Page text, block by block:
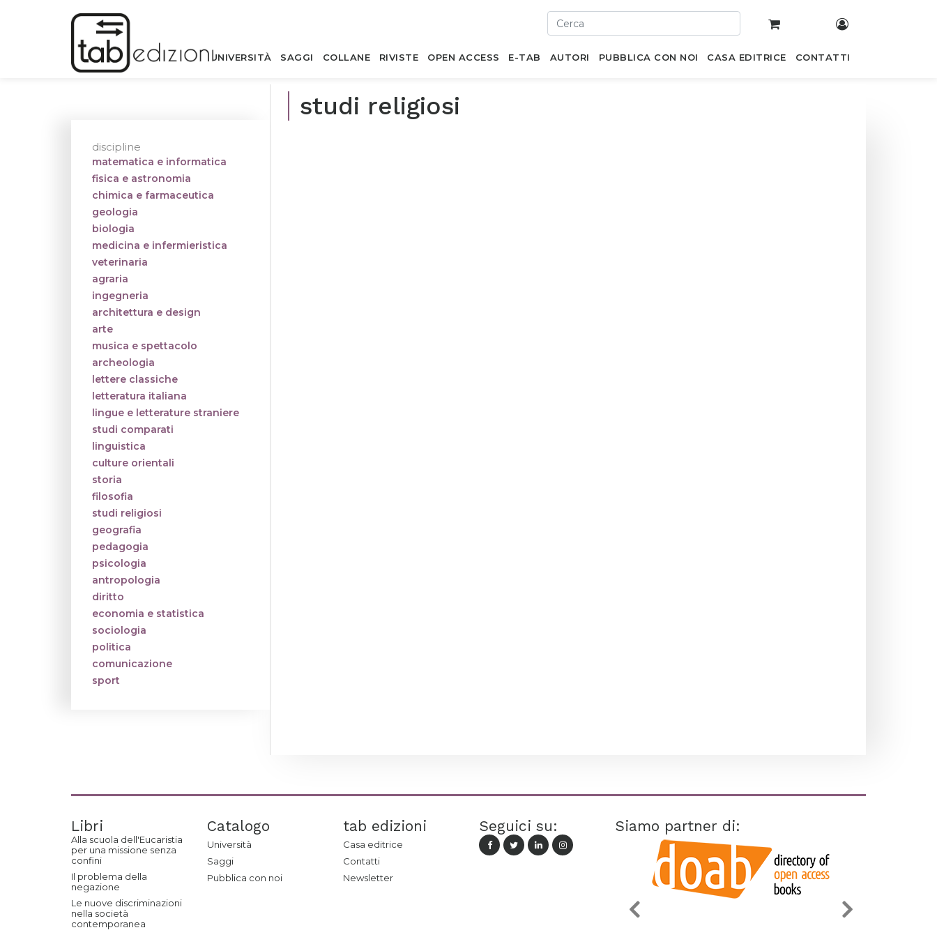
UNIVERSITÀ SAGGI COLLANE RIVISTE OPEN ACCESS E-TAB AUTORI PUBBLICA CON NOI CASA EDITRICE CONTATTI
studi religiosi
discipline
matematica e informatica
fisica e astronomia
chimica e farmaceutica
geologia
biologia
medicina e infermieristica
veterinaria
agraria
ingegneria
architettura e design
arte
musica e spettacolo
archeologia
lettere classiche
letteratura italiana
lingue e letterature straniere
studi comparati
linguistica
culture orientali
storia
filosofia
studi religiosi
geografia
pedagogia
psicologia
antropologia
diritto
economia e statistica
sociologia
politica
comunicazione
sport
Libri
Alla scuola dell'Eucaristia
per una missione senza
confini
Il problema della
negazione
Le nuove discriminazioni
nella società
contemporanea
Catalogo
Università
Saggi
Pubblica con noi
tab edizioni
Casa editrice
Contatti
Newsletter
Seguici su: Siamo partner di: